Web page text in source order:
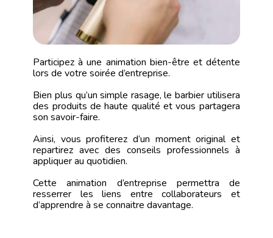
Participez à une animation bien-être et détente
lors de votre soirée d’entreprise.
Bien plus qu’un simple rasage, le barbier utilisera
des produits de haute qualité et vous partagera
son savoir-faire.
Ainsi, vous profiterez d’un moment original et
repartirez avec des conseils professionnels à
appliquer au quotidien.
Cette animation d’entreprise permettra de
resserrer les liens entre collaborateurs et
d’apprendre à se connaitre davantage.